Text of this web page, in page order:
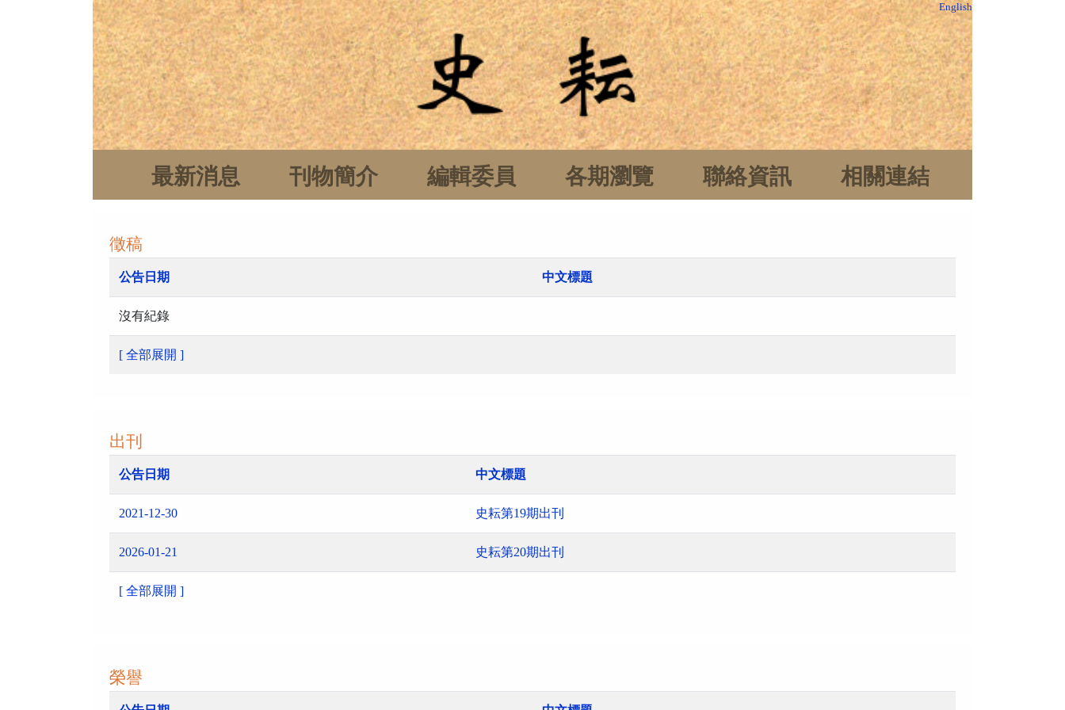
English
最新消息 刊物簡介 編輯委員 各期瀏覽 聯絡資訊 相關連結
徵稿
公告日期 中文標題
沒有紀錄
[ 全部展開 ]
出刊
公告日期 中文標題
2021-12-30 史耘第19期出刊
2026-01-21 史耘第20期出刊
[ 全部展開 ]
榮譽